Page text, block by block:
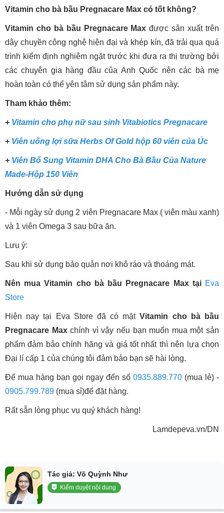
Vitamin cho bà bầu Pregnacare Max có tốt không?
Vitamin cho bà bầu Pregnacare Max được sản xuất trên
dây chuyền công nghệ hiện đại và khép kín, đã trải qua quá
trình kiểm định nghiêm ngặt trước khi đưa ra thị trường bởi
các chuyên gia hàng đầu của Anh Quốc nên các bà mẹ
hoàn toàn có thể yên tâm sử dụng sản phẩm này.
Tham khảo thêm:
+ Vitamin cho phụ nữ sau sinh Vitabiotics Pregnacare
+ Viên uống lợi sữa Herbs Of Gold hộp 60 viên của Úc
+ Viên Bổ Sung Vitamin DHA Cho Bà Bầu Của Nature
Made-Hộp 150 Viên
Hướng dẫn sử dụng
- Mỗi ngày sử dụng 2 viên Pregnacare Max ( viên màu xanh)
và 1 viên Omega 3 sau bữa ăn.
Lưu ý:
Sau khi sử dụng bảo quản nơi khô ráo và thoáng mát.
Nên mua Vitamin cho bà bầu Pregnacare Max tại Eva
Store
Hiện nay tại Eva Store đã có mặtVitamin cho bà bầu
Pregnacare Maxchính vì vậy nếu bạn muốn mua một sản
phẩm đảm bảo chính hãng và giá tốt nhất thì nên lựa chọn
Đại lí cấp 1 của chúng tôi đảm bảo bạn sẽ hài lòng.
Để mua hàng bạn gọi ngay đến số 0935.889.770 (mua lẻ) -
0905.799.789 (mua sỉ)để đặt hàng.
Rất sẵn lòng phục vụ quý khách hàng!
Lamdepeva.vn/DN
Tác giả: Võ Quỳnh Như
Kiểm duyệt nội dung